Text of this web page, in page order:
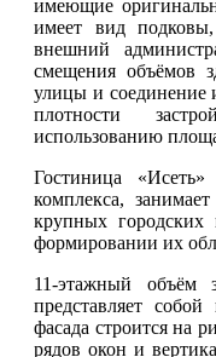
имеющие
имеет вид
внешний
смещения объёмов
улицы и соединение
плотности
использованию
Гостиница
комплекса,
крупных городских
формировании их
11-этажный объём
представляет
фасада строится на
рядов окон и